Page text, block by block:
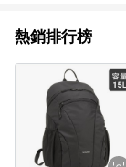
熱銷排行榜